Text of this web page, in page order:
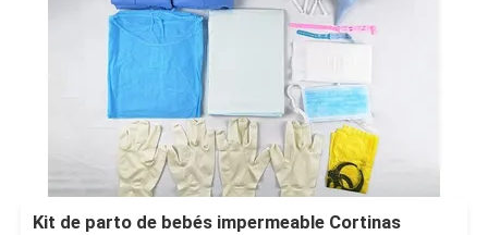
Kit de parto de bebés impermeable Cortinas